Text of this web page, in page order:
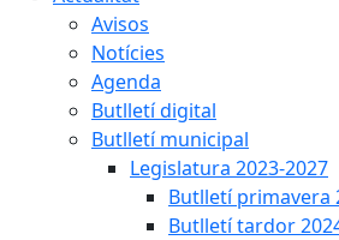
Avisos
Notícies
Agenda
Butlletí digital
Butlletí municipal
Legislatura 2023-2027
Butlletí primavera
Butlletí tardor